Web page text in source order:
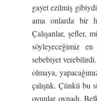
gayet ezilmiş
ama onlarda bir
Çalışanlar, şefler,
söyleyeceğimiz
sebebiyet
olmaya,
çalıştık. Çünkü bu
oyunlar oynadı.